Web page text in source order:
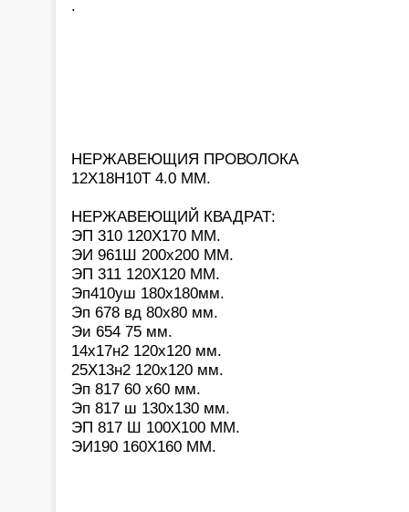
.
НЕРЖАВЕЮЩИЯ ПРОВОЛОКА
12Х18Н10Т 4.0 ММ.
НЕРЖАВЕЮЩИЙ КВАДРАТ:
ЭП 310 120Х170 ММ.
ЭИ 961Ш 200х200 ММ.
ЭП 311 120Х120 ММ.
Эп410уш 180х180мм.
Эп 678 вд 80х80 мм.
Эи 654 75 мм.
14х17н2 120х120 мм.
25Х13н2 120х120 мм.
Эп 817 60 х60 мм.
Эп 817 ш 130х130 мм.
ЭП 817 Ш 100Х100 ММ.
ЭИ190 160Х160 ММ.